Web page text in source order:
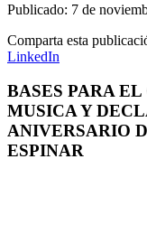
Publicado: 7 de
Comparta esta
LinkedIn
BASES PARA
MUSICA Y
ANIVERSARIO
ESPINAR